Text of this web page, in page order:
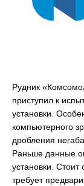
Рудник
приступил к
установки.
компьютерного
дробления
Раньше данные
установки. Стоит
требует